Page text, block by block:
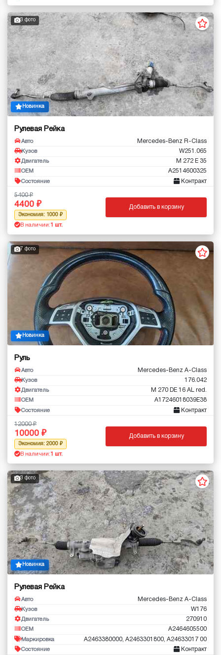
3 фото
Новинка
Рулевая Рейка
Авто Mercedes-Benz R-Class
Кузов W251.065
Двигатель M 272 E 35
OEM A2514600325
Состояние Контракт
5400
4400
Экономия: 1000
В наличии: 1 шт.
Добавить в корзину
7 фото
Новинка
Руль
Авто Mercedes-Benz A-Class
Кузов 176.042
Двигатель M 270 DE 16 AL red.
OEM A17246018039E38
Состояние Контракт
12000
10000
Экономия: 2000
В наличии: 1 шт.
Добавить в корзину
3 фото
Новинка
Рулевая Рейка
Авто Mercedes-Benz A-Class
Кузов W176
Двигатель 270910
OEM A2464605500
Маркировка A2463380000, A2463301800, A24633017 00
Состояние Контракт